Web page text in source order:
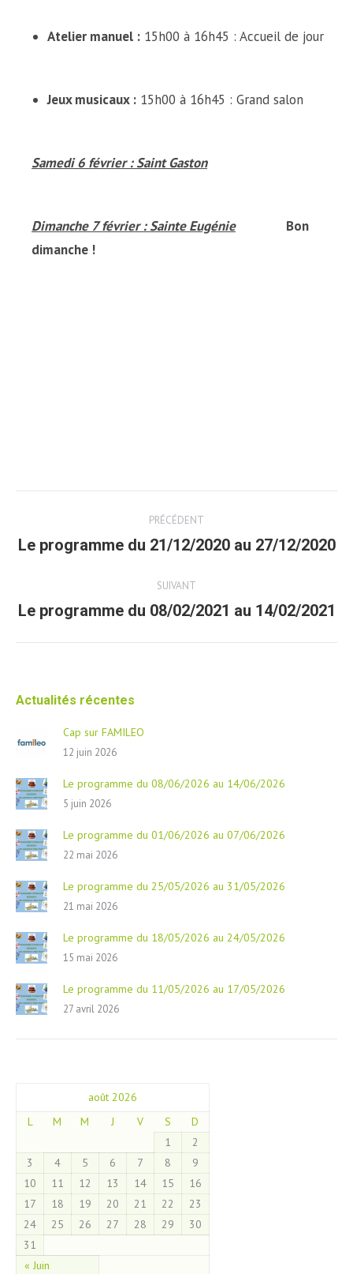
Atelier manuel : 15h00 à 16h45 : Accueil de jour
Jeux musicaux : 15h00 à 16h45 : Grand salon
Samedi 6 février : Saint Gaston
Dimanche 7 février : Sainte Eugénie
Bon
dimanche !
navigation
PRÉCÉDENT
Article
Le programme du 21/12/2020 au 27/12/2020
SUIVANT
Article
Le programme du 08/02/2021 au 14/02/2021
Actualités récentes
Cap sur FAMILEO
12 juin 2026
Le programme du 08/06/2026 au 14/06/2026
5 juin 2026
Le programme du 01/06/2026 au 07/06/2026
22 mai 2026
Le programme du 25/05/2026 au 31/05/2026
21 mai 2026
Le programme du 18/05/2026 au 24/05/2026
15 mai 2026
Le programme du 11/05/2026 au 17/05/2026
27 avril 2026
août 2026
L
M M J V S D
« Juin
1
2
3
4 5 6 7 8
9
10
11 12 13 14 15
16
17
18 19 20 21 22
23
24
25 26 27 28 29
30
31